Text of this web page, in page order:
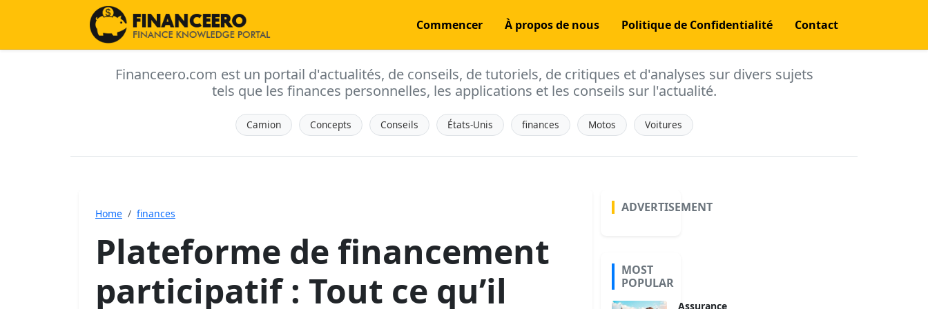
Commencer À propos de nous Politique de Confidentialité Contact
Financeero.com est un portail d'actualités, de conseils, de tutoriels, de critiques et d'analyses sur divers sujets
tels que les finances personnelles, les applications et les conseils sur l'actualité.
Camion Concepts Conseils États-Unis finances Motos Voitures
Home finances
Plateforme de financement
participatif : Tout ce qu’il
ADVERTISEMENT
MOST
POPULAR
Assurance